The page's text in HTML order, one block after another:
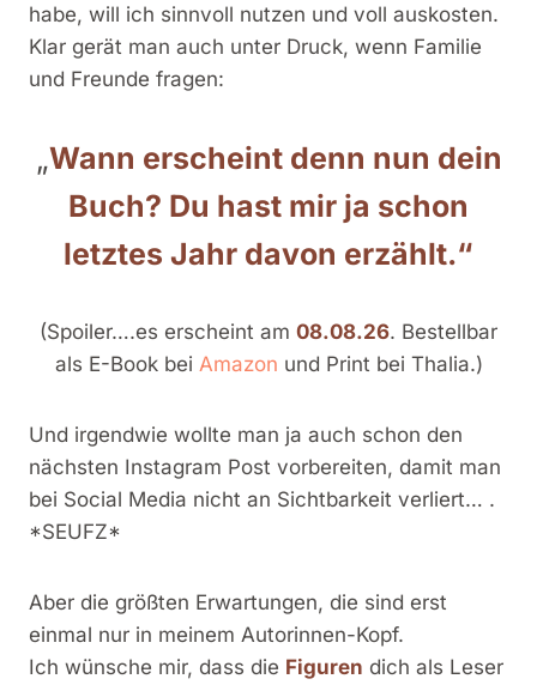
habe, will ich sinnvoll nutzen und voll auskosten.
Klar gerät man auch unter Druck, wenn Familie
und Freunde fragen:
„Wann erscheint denn nun dein
Buch? Du hast mir ja schon
letztes Jahr davon erzählt.“
(Spoiler….es erscheint am 08.08.26. Bestellbar
als E-Book bei Amazon und Print bei Thalia.)
Und irgendwie wollte man ja auch schon den
nächsten Instagram Post vorbereiten, damit man
bei Social Media nicht an Sichtbarkeit verliert… .
*SEUFZ*
Aber die größten Erwartungen, die sind erst
einmal nur in meinem Autorinnen-Kopf.
Ich wünsche mir, dass die Figuren dich als Leser